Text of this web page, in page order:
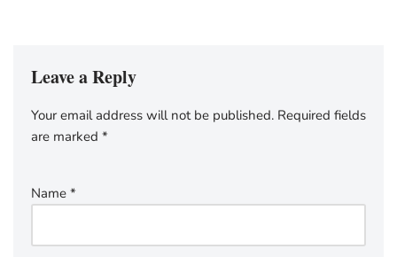
Leave a Reply
Your email address will not be published. Required fields
are marked *
Name *